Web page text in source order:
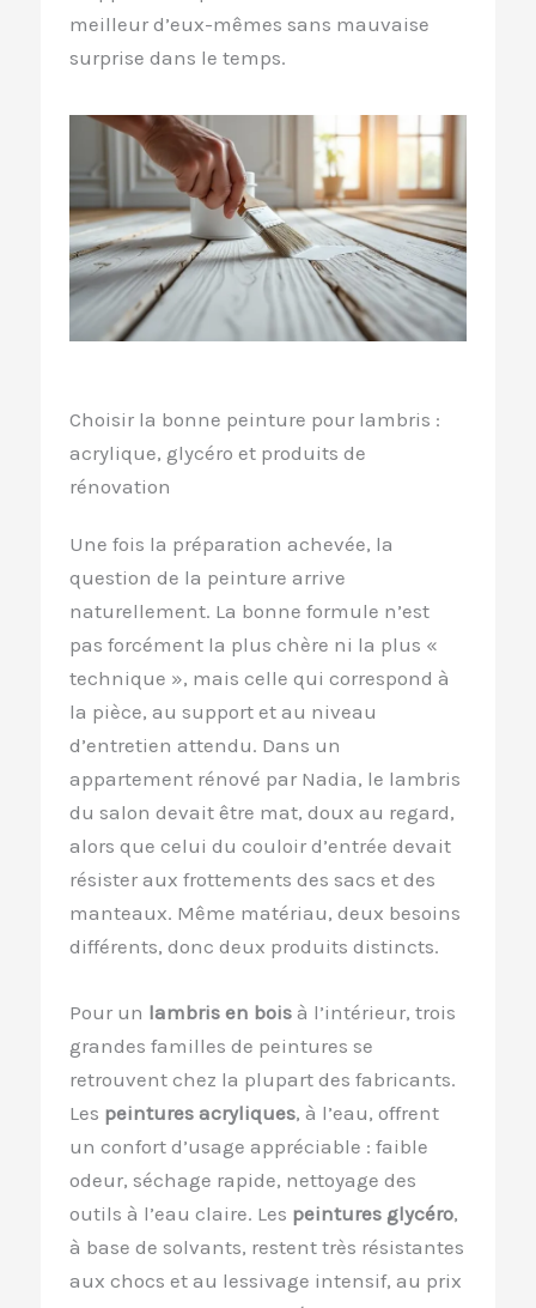
meilleur d’eux-mêmes sans mauvaise
surprise dans le temps.
Choisir la bonne peinture pour lambris :
acrylique, glycéro et produits de
rénovation
Une fois la préparation achevée, la
question de la peinture arrive
naturellement. La bonne formule n’est
pas forcément la plus chère ni la plus «
technique », mais celle qui correspond à
la pièce, au support et au niveau
d’entretien attendu. Dans un
appartement rénové par Nadia, le lambris
du salon devait être mat, doux au regard,
alors que celui du couloir d’entrée devait
résister aux frottements des sacs et des
manteaux. Même matériau, deux besoins
différents, donc deux produits distincts.
Pour un lambris en bois à l’intérieur, trois
grandes familles de peintures se
retrouvent chez la plupart des fabricants.
Les peintures acryliques, à l’eau, offrent
un confort d’usage appréciable : faible
odeur, séchage rapide, nettoyage des
outils à l’eau claire. Les peintures glycéro,
à base de solvants, restent très résistantes
aux chocs et au lessivage intensif, au prix